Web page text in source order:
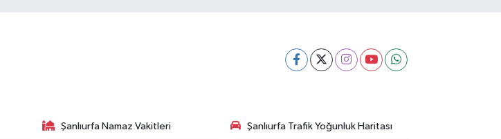
Şanlıurfa Namaz Vakitleri Şanlıurfa Trafik Yoğunluk Haritası